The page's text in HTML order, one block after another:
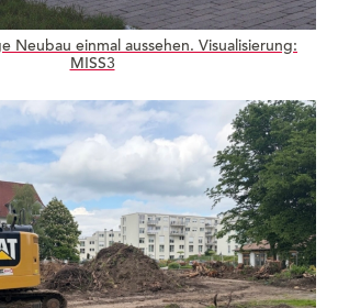
Neubau einmal aussehen. Visualisierung:
MISS3